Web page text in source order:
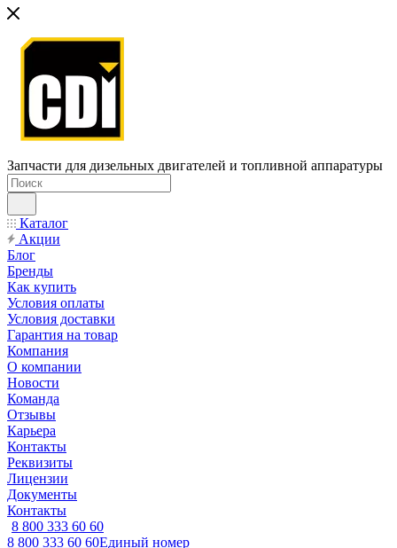
Запчасти для дизельных двигателей и топливной аппаратуры
Каталог
Акции
Блог
Бренды
Как купить
Условия оплаты
Условия доставки
Гарантия на товар
Компания
О компании
Новости
Команда
Отзывы
Карьера
Контакты
Реквизиты
Лицензии
Документы
Контакты
8 800 333 60 60
8 800 333 60 60Единый номер